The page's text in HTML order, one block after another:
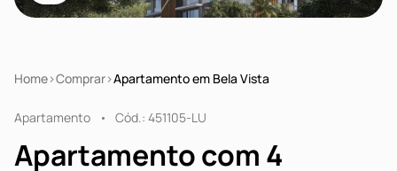
Home Comprar Apartamento em Bela Vista
Apartamento Cód.: 451105-LU
Apartamento com 4